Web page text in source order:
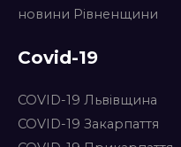
новини Рівненщини
Covid-19
COVID-19 Львівщина
COVID-19 Закарпаття